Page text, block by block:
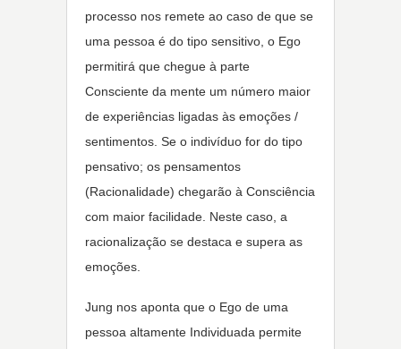
processo nos remete ao caso de que se
uma pessoa é do tipo sensitivo, o Ego
permitirá que chegue à parte
Consciente da mente um número maior
de experiências ligadas às emoções /
sentimentos. Se o indivíduo for do tipo
pensativo; os pensamentos
(Racionalidade) chegarão à Consciência
com maior facilidade. Neste caso, a
racionalização se destaca e supera as
emoções.
Jung nos aponta que o Ego de uma
pessoa altamente Individuada permite